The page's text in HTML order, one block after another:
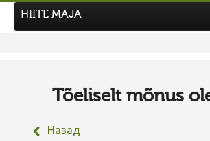
НОВЫЙ ФОТОКОНКУРС
ПРЕДЫДУЩИЕ КОНКУРСЫ
HIITE MAJA
Tõeliselt mõnus
Назад